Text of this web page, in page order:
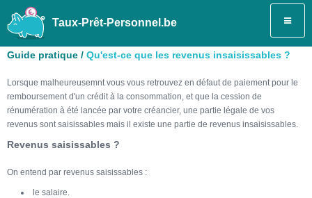
Taux-Prêt-Personnel.be
Guide pratique / Qu'est-ce que les revenus insaisissables ?
Lorsque malheureusemnt vous vous retrouvez en défaut de paiement pour le
remboursement d'un crédit à la consommation, et que la cession de
rénumération à été lancée par votre créancier, une partie légale de vos
revenus sont saisissables mais il existe une partie de revenus insaisissables.
Revenus saisissables ?
On entend par revenus saisissables :
le salaire.